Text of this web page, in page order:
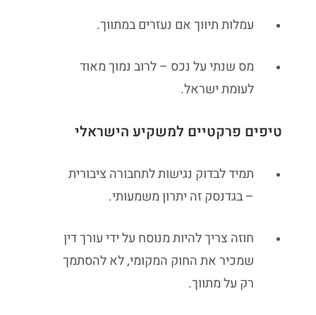
עמלות תיווך אם נעזרים במתווך.
מס שנתי על נכס – לרוב נמוך מאוד
לעומת ישראל.
טיפים פרקטיים למשקיע הישראלי
תמיד לבדוק נגישות לתחבורה ציבורית
– בגדנסק זה יתרון משמעותי.
חוזה צריך להיות מנוסח על ידי עורך דין
שמכיר את החוק המקומי, לא להסתמך
רק על מתווך.